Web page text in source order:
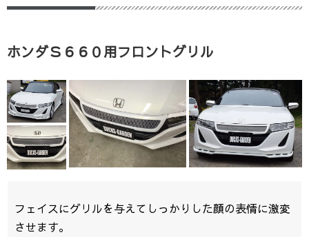
ホンダＳ６６０用フロントグリル
フェイスにグリルを与えてしっかりした顔の表情に激変
させます。